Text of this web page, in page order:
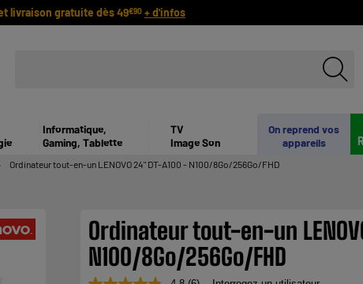
livraison gratuite dès 49€90 + d'infos
On reprend vos
appareils
Informatique,
Gaming, Tablette
TV
Image Son
Ordinateur tout-en-un LENOVO 24" DT-A100 - N100/8Go/256Go/FHD
Ordinateur tout-en-un
N100/8Go/256Go/FHD